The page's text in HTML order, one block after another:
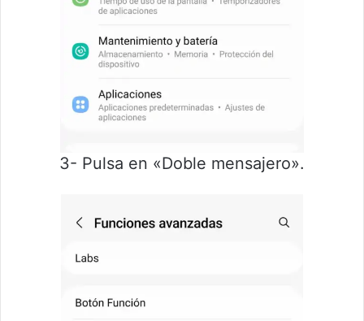
3- Pulsa en «Doble mensajero».